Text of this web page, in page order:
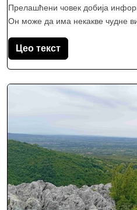
Прелашћени човек добија
Он може да има некакве чудне
Цео текст